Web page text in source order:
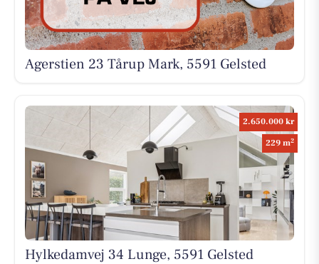
Agerstien 23 Tårup Mark, 5591 Gelsted
2.650.000 kr
229 m2
Hylkedamvej 34 Lunge, 5591 Gelsted